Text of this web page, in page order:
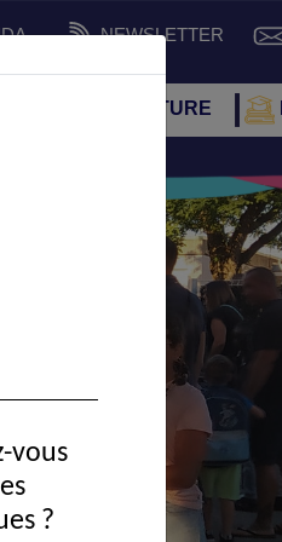
NEWSLETTER
SPORT ET CULTURE
vous
?